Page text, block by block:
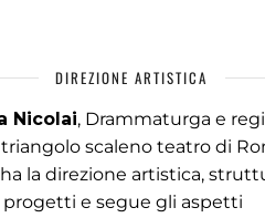
DIREZIONE ARTISTICA
Nicolai, Drammaturga e
scaleno teatro di
la direzione artistica,
progetti e segue gli aspetti